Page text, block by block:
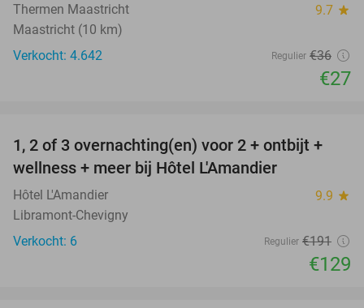
Thermen Maastricht 9.7 star
Maastricht (10 km)
Verkocht: 4.642
Regulier €36
€27
32%
TODAY
1, 2 of 3 overnachting(en) voor 2 + ontbijt +
wellness + meer bij Hôtel L'Amandier
Hôtel L'Amandier 9.9 star
Libramont-Chevigny
Verkocht: 6
Regulier €191
€129